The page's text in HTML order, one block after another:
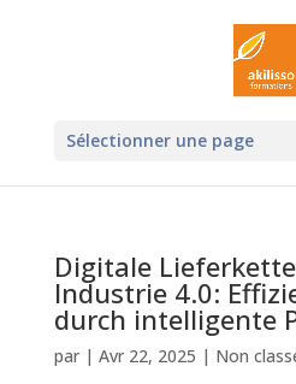
Sélectionner une page
Digitale
Industrie 4.0:
durch intelligente
par | Avr 22, 2025 | Non